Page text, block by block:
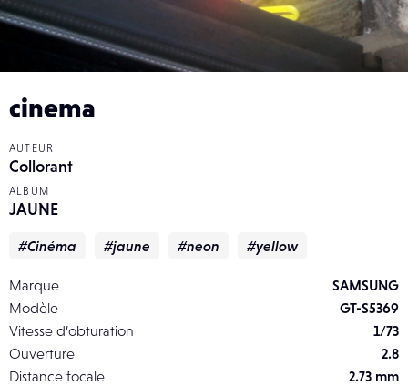
cinema
AUTEUR
Collorant
ALBUM
JAUNE
#Cinéma #jaune #neon #yellow
Marque
SAMSUNG
Modèle
GT-S5369
Vitesse d’obturation
1/73
Ouverture
2.8
Distance focale
2.73 mm